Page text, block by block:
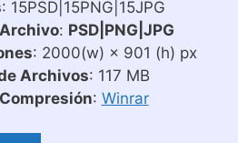
: 15PSD|15PNG|15JPG
: PSD|PNG|JPG
: 2000(w) × 901 (h) px
Archivos: 117 MB
: Winrar